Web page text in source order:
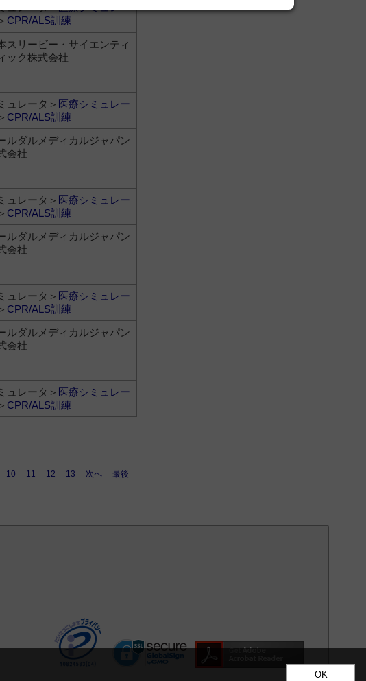
ュレータ＞医療シミュレー
＞ CPR/ALS訓練
スリービー・サイエンティ
ック株式会社
ュレータ＞ 医療シミュレー
＞ CPR/ALS訓練
ルダルメディカルジャパン
会社
ュレータ＞ 医療シミュレー
＞ CPR/ALS訓練
ルダルメディカルジャパン
会社
ュレータ＞ 医療シミュレー
＞ CPR/ALS訓練
ルダルメディカルジャパン
会社
ュレータ＞ 医療シミュレー
＞ CPR/ALS訓練
10 11 12 13 次へ 最後
OK